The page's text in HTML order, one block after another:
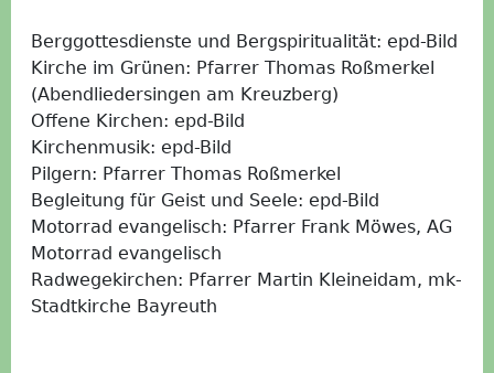
Berggottesdienste und Bergspiritualität: epd-Bild
Kirche im Grünen: Pfarrer Thomas Roßmerkel
(Abendliedersingen am Kreuzberg)
Offene Kirchen: epd-Bild
Kirchenmusik: epd-Bild
Pilgern: Pfarrer Thomas Roßmerkel
Begleitung für Geist und Seele: epd-Bild
Motorrad evangelisch: Pfarrer Frank Möwes, AG
Motorrad evangelisch
Radwegekirchen: Pfarrer Martin Kleineidam, mk-
Stadtkirche Bayreuth